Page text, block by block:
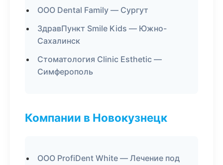
ООО Dental Family — Сургут
ЗдравПункт Smile Kids — Южно-
Сахалинск
Стоматология Clinic Esthetic —
Симферополь
Компании в Новокузнецк
ООО ProfiDent White — Лечение под